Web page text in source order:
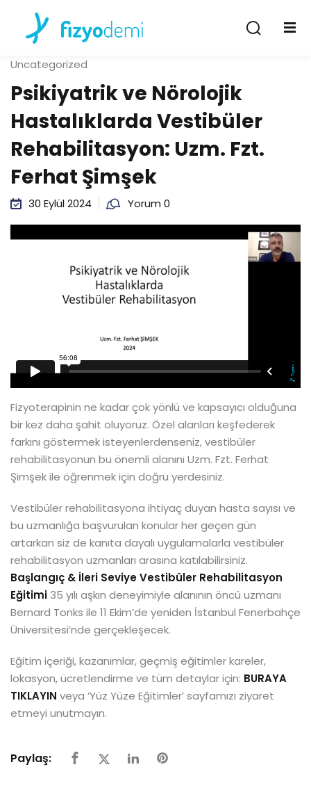
Uncategorized
Psikiyatrik ve Nörolojik
Hastalıklarda Vestibüler
Rehabilitasyon: Uzm. Fzt.
Ferhat Şimşek
30 Eylül 2024 Yorum 0
Fizyoterapinin ne kadar çok yönlü ve kapsayıcı olduğuna
bir kez daha şahit oluyoruz. Özel alanları keşfederek
farkını göstermek isteyenlerdenseniz, vestibüler
rehabilitasyonun bu önemli alanını Uzm. Fzt. Ferhat
Şimşek ile öğrenmek için doğru yerdesiniz.
Vestibüler rehabilitasyona ihtiyaç duyan hasta sayısı ve
bu uzmanlığa başvurulan konular her geçen gün
artarkan siz de kanıta dayalı uygulamalarla vestibüler
rehabilitasyon uzmanları arasına katılabilirsiniz.
Başlangıç & İleri Seviye Vestibüler Rehabilitasyon
Eğitimi 35 yılı aşkın deneyimiyle alanının öncü uzmanı
Bernard Tonks ile 11 Ekim’de yeniden İstanbul Fenerbahçe
Üniversitesi’nde gerçekleşecek.
Eğitim içeriği, kazanımlar, geçmiş eğitimler kareler,
lokasyon, ücretlendirme ve tüm detaylar için: BURAYA
TIKLAYIN veya ‘Yüz Yüze Eğitimler’ sayfamızı ziyaret
etmeyi unutmayın.
Paylaş:
Giriş Yap
Hesabın yok mu?Kayıt Ol
Beni hatırla Şifremi unuttum